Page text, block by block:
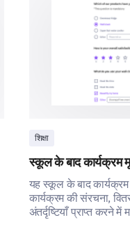
Poor
Excellent
शिक्षा
स्कूल के बाद कार्यक्रम
यह स्कूल के बाद
कार्यक्रम की संरचना,
अंतर्दृष्टियाँ प्राप्त करने में